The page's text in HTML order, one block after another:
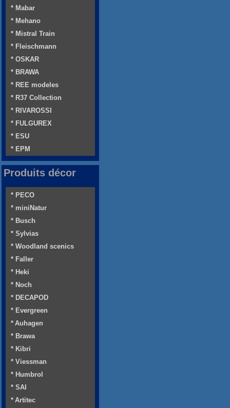
* Mabar
* Mehano
* Mistral Train
* Fleischmann
* OSKAR
* BRAWA
* REE modeles
* R37 Collection
* RIVAROSSI
* FULGUREX
* ESU
* EPM
Produits décor
* PECO
* miniNatur
* Busch
* Sylvias
* Woodland scenics
* Faller
* Heki
* Noch
* DECAPOD
* Evergreen
* Auhagen
* Brawa
* Kibri
* Viessman
* Humbrol
* SAI
* Artitec